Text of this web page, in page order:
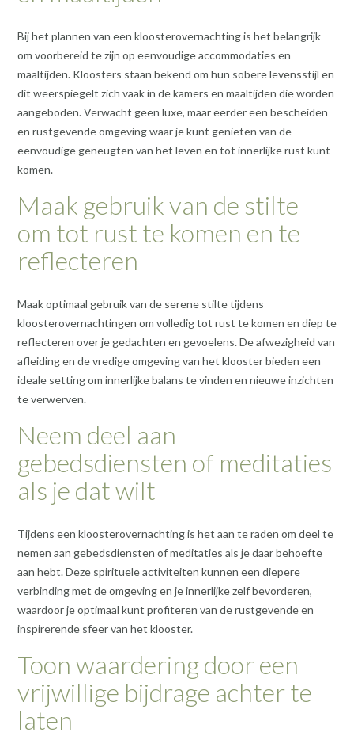
Bij het plannen van een kloosterovernachting is het belangrijk
om voorbereid te zijn op eenvoudige accommodaties en
maaltijden. Kloosters staan bekend om hun sobere levensstijl en
dit weerspiegelt zich vaak in de kamers en maaltijden die worden
aangeboden. Verwacht geen luxe, maar eerder een bescheiden
en rustgevende omgeving waar je kunt genieten van de
eenvoudige geneugten van het leven en tot innerlijke rust kunt
komen.
Maak gebruik van de stilte
om tot rust te komen en te
reflecteren
Maak optimaal gebruik van de serene stilte tijdens
kloosterovernachtingen om volledig tot rust te komen en diep te
reflecteren over je gedachten en gevoelens. De afwezigheid van
afleiding en de vredige omgeving van het klooster bieden een
ideale setting om innerlijke balans te vinden en nieuwe inzichten
te verwerven.
Neem deel aan
gebedsdiensten of meditaties
als je dat wilt
Tijdens een kloosterovernachting is het aan te raden om deel te
nemen aan gebedsdiensten of meditaties als je daar behoefte
aan hebt. Deze spirituele activiteiten kunnen een diepere
verbinding met de omgeving en je innerlijke zelf bevorderen,
waardoor je optimaal kunt profiteren van de rustgevende en
inspirerende sfeer van het klooster.
Toon waardering door een
vrijwillige bijdrage achter te
laten